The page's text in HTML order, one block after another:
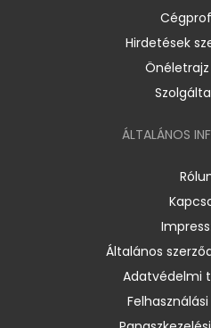
Hirdetések
ÁLTALÁNOS
Általános
Adatvédelmi